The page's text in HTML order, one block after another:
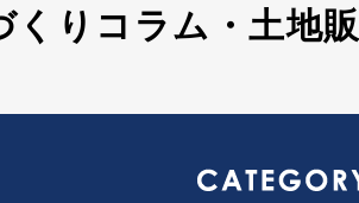
くりコラム・土地